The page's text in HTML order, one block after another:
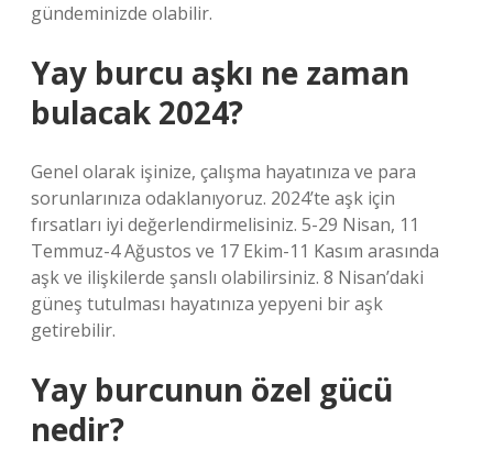
gündeminizde olabilir.
Yay burcu aşkı ne zaman
bulacak 2024?
Genel olarak işinize, çalışma hayatınıza ve para
sorunlarınıza odaklanıyoruz. 2024’te aşk için
fırsatları iyi değerlendirmelisiniz. 5-29 Nisan, 11
Temmuz-4 Ağustos ve 17 Ekim-11 Kasım arasında
aşk ve ilişkilerde şanslı olabilirsiniz. 8 Nisan’daki
güneş tutulması hayatınıza yepyeni bir aşk
getirebilir.
Yay burcunun özel gücü
nedir?